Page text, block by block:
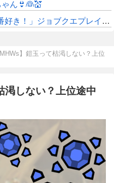
ん👙👰💒
後「虚無すぎて泣ける…」←他ジョブなんて◯◯だぜw
MHWs】鎧玉って枯渇しない？上位
渇しない？上位途中